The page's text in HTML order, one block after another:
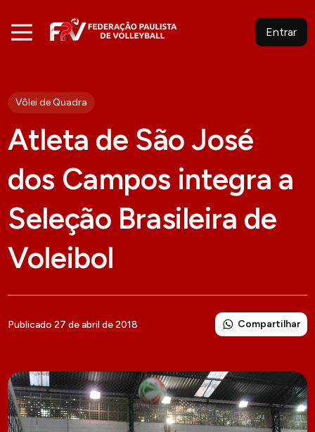
Entrar
Vôlei de Quadra
Atleta de São José
dos Campos integra a
Seleção Brasileira de
Voleibol
Publicado 27 de abril de 2018 Compartilhar